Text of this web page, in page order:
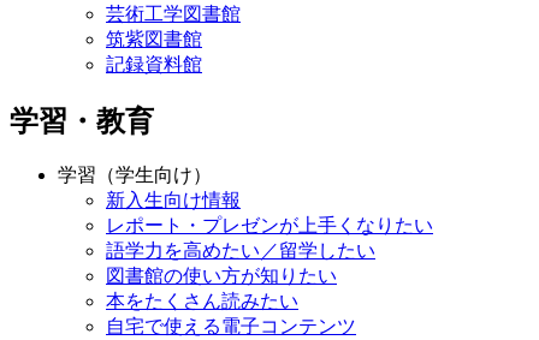
芸術工学図書館
筑紫図書館
記録資料館
学習・教育
学習（学生向け）
新入生向け情報
レポート・プレゼンが上手くなりたい
語学力を高めたい／留学したい
図書館の使い方が知りたい
本をたくさん読みたい
自宅で使える電子コンテンツ